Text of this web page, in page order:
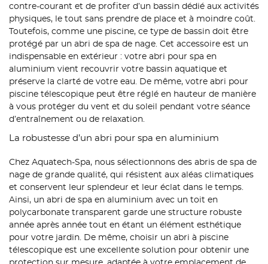
contre-courant et de profiter d’un bassin dédié aux activités
physiques, le tout sans prendre de place et à moindre coût.
Toutefois, comme une piscine, ce type de bassin doit être
protégé par un abri de spa de nage. Cet accessoire est un
indispensable en extérieur : votre abri pour spa en
aluminium vient recouvrir votre bassin aquatique et
préserve la clarté de votre eau. De même, votre abri pour
piscine télescopique peut être réglé en hauteur de manière
à vous protéger du vent et du soleil pendant votre séance
d’entraînement ou de relaxation.
La robustesse d’un abri pour spa en aluminium
Chez Aquatech-Spa, nous sélectionnons des abris de spa de
nage de grande qualité, qui résistent aux aléas climatiques
et conservent leur splendeur et leur éclat dans le temps.
Ainsi, un abri de spa en aluminium avec un toit en
polycarbonate transparent garde une structure robuste
année après année tout en étant un élément esthétique
pour votre jardin. De même, choisir un abri à piscine
télescopique est une excellente solution pour obtenir une